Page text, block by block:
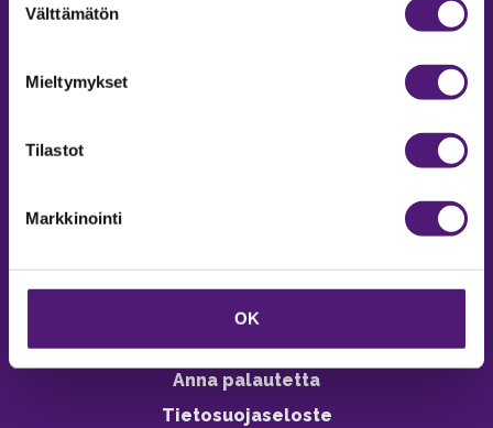
valinta
Välttämätön
Mieltymykset
Tilastot
Markkinointi
OK
Vastuullisuus
Ympäristöohjelma
Avoimet työpaikat
Anna palautetta
Tietosuojaseloste